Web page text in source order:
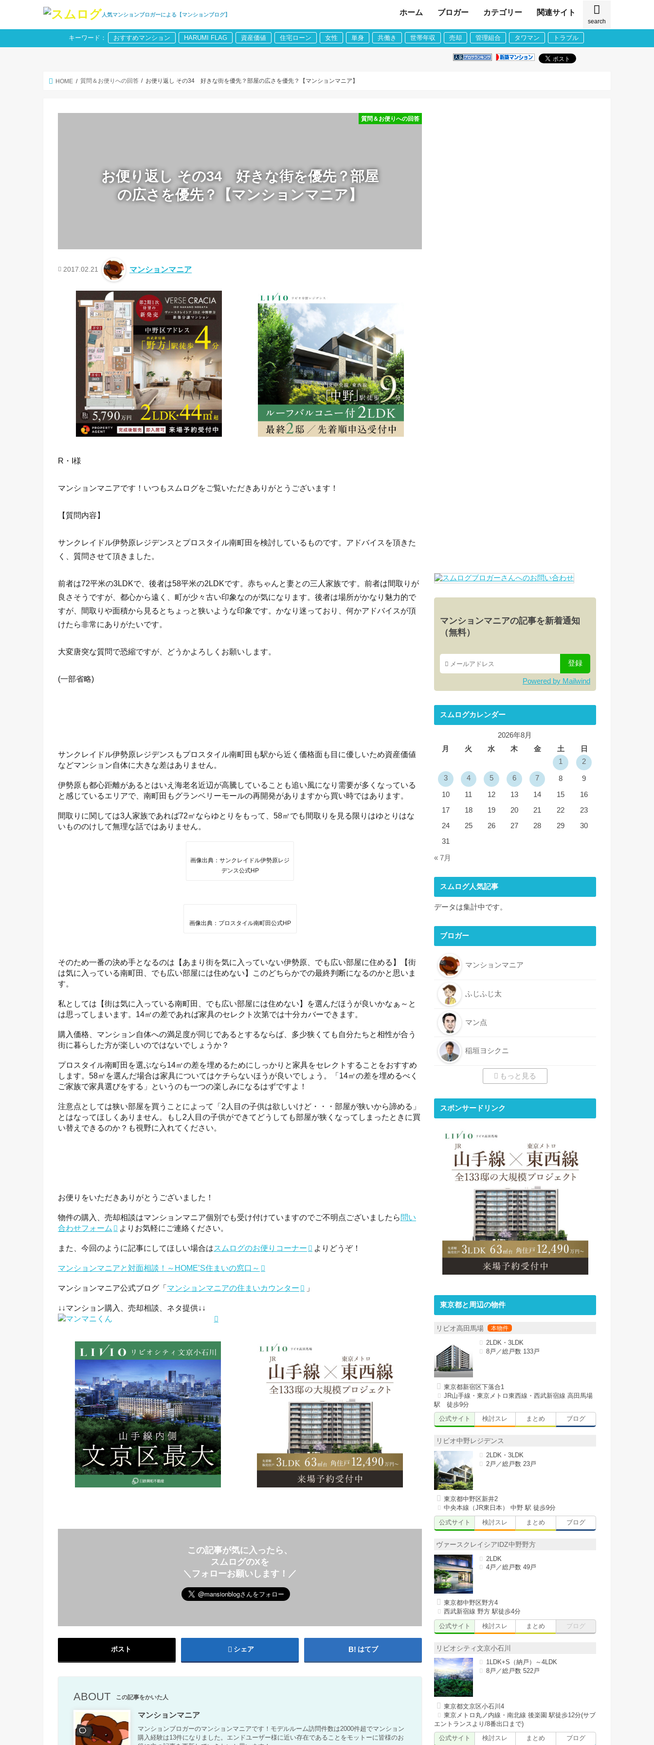
人気マンションブロガーによる【マンションブログ】
search
ホーム ブロガー カテゴリー 関連サイト
キーワード： おすすめマンション HARUMI FLAG 資産価値 住宅ローン 女性 単身 共働き 世帯年収 売却 管理組合 タワマン トラブル
HOME 質問＆お便りへの回答 お便り返し その34 好きな街を優先？部屋の広さを優先？【マンションマニア】
お便り返し その34 好きな街を優先？部屋
の広さを優先？【マンションマニア】
質問＆お便りへの回答
2017.02.21 マンションマニア
R・I様
マンションマニアです！いつもスムログをご覧いただきありがとうございます！
【質問内容】
サンクレイドル伊勢原レジデンスとプロスタイル南町田を検討しているものです。アドバイスを頂きた
く、質問させて頂きました。
前者は72平米の3LDKで、後者は58平米の2LDKです。赤ちゃんと妻との三人家族です。前者は間取りが
良さそうですが、都心から遠く、町が少々古い印象なのが気になります。後者は場所がかなり魅力的で
すが、間取りや面積から見るとちょっと狭いような印象です。かなり迷っており、何かアドバイスが頂
けたら非常にありがたいです。
大変唐突な質問で恐縮ですが、どうかよろしくお願いします。
(一部省略)
サンクレイドル伊勢原レジデンスもプロスタイル南町田も駅から近く価格面も目に優しいため資産価値
などマンション自体に大きな差はありません。
伊勢原も都心距離があるとはいえ海老名近辺が高騰していることも追い風になり需要が多くなっている
と感じているエリアで、南町田もグランベリーモールの再開発がありますから買い時ではあります。
間取りに関しては3人家族であれば72㎡ならゆとりをもって、58㎡でも間取りを見る限りはゆとりはな
いもののけして無理な話ではありません。
画像出典：サンクレイドル伊勢原レジ
デンス公式HP
画像出典：プロスタイル南町田公式HP
そのため一番の決め手となるのは【あまり街を気に入っていない伊勢原、でも広い部屋に住める】【街
は気に入っている南町田、でも広い部屋には住めない】このどちらかでの最終判断になるのかと思いま
す。
私としては【街は気に入っている南町田、でも広い部屋には住めない】を選んだほうが良いかなぁ～と
は思ってしまいます。14㎡の差であれば家具のセレクト次第では十分カバーできます。
購入価格、マンション自体への満足度が同じであるとするならば、多少狭くても自分たちと相性が合う
街に暮らした方が楽しいのではないでしょうか？
プロスタイル南町田を選ぶなら14㎡の差を埋めるためにしっかりと家具をセレクトすることをおすすめ
します。58㎡を選んだ場合は家具についてはケチらないほうが良いでしょう。「14㎡の差を埋めるべく
ご家族で家具選びをする」というのも一つの楽しみになるはずですよ！
注意点としては狭い部屋を買うことによって「2人目の子供は欲しいけど・・・部屋が狭いから諦める」
とはなってほしくありません。もし2人目の子供ができてどうしても部屋が狭くなってしまったときに買
い替えできるのか？も視野に入れてください。
お便りをいただきありがとうございました！
物件の購入、売却相談はマンションマニア個別でも受け付けていますのでご不明点ございましたら 問い
合わせフォーム
よりお気軽にご連絡ください。
また、今回のように記事にしてほしい場合はスムログのお便りコーナー よりどうぞ！
マンションマニアと対面相談！～HOME’S住まいの窓口～
マンションマニア公式ブログ「 マンションマニアの住まいカウンター 」
↓↓マンション購入、売却相談、ネタ提供↓↓
この記事が気に入ったら、
スムログのXを
＼フォローお願いします！／
ポスト シェア はてブ
ABOUT この記事をかいた人
マンションマニア
マンションブロガーのマンションマニアです！モデルルーム訪問件数は2000件超でマンション
購入経験は13件になりました。エンドユーザー様に近い存在であることをモットーに皆様のお
マンションマニアの記事を新着通知
（無料）
Powered by Mailwind
スムログカレンダー
2026年8月
月
火 水 木 金 土
日
1
2
3 4 5 6 7 8 9
10 11 12 13 14 15
16
17
18 19 20 21 22
23
24
25 26 27 28 29
30
31
« 7月
スムログ人気記事
データは集計中です。
ブロガー
マンションマニア
ふじふじ太
マン点
稲垣ヨシクニ
もっと見る
スポンサードリンク
東京都と周辺の物件
リビオ高田馬場
2LDK・3LDK
8戸／総戸数 133戸
東京都新宿区下落合1
JR山手線・東京メトロ東西線・西武新宿線 高田馬場
駅 徒歩9分
公式サイト
検討スレ まとめ ブログ
リビオ中野レジデンス
2LDK・3LDK
2戸／総戸数 23戸
東京都中野区新井2
中央本線（JR東日本） 中野 駅 徒歩9分
公式サイト
検討スレ まとめ ブログ
ヴァースクレイシアIDZ中野野方
2LDK
4戸／総戸数 49戸
東京都中野区野方4
西武新宿線 野方 駅徒歩4分
公式サイト
検討スレ まとめ ブログ
リビオシティ文京小石川
1LDK+S（納戸）～4LDK
8戸／総戸数 522戸
東京都文京区小石川4
東京メトロ丸ノ内線・南北線 後楽園 駅徒歩12分(サブ
エントランスより/8番出口まで)
公式サイト
検討スレ まとめ ブログ